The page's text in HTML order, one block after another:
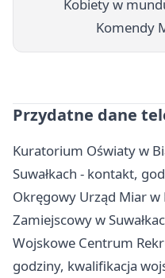
Kobiety w
Komendy
Przydatne dane
Kuratorium Oświaty w
Suwałkach - kontakt,
Okręgowy Urząd Miar w
Zamiejscowy w
Wojskowe Centrum
godziny, kwalifikacja